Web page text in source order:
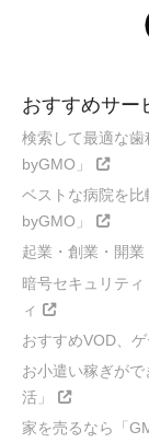
おすすめサー
検索して最適な
byGMO」
ベストな病院を
byGMO」
起業・創業・開
暗号セキュリテ
ィ
おすすめVOD、
お小遣い稼ぎが
活」
家を売るなら「